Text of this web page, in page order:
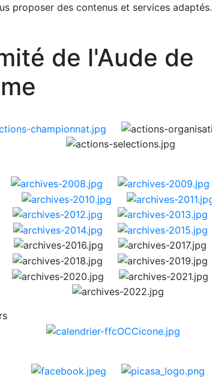
proposer des contenus et services adaptés.
de l'Aude de